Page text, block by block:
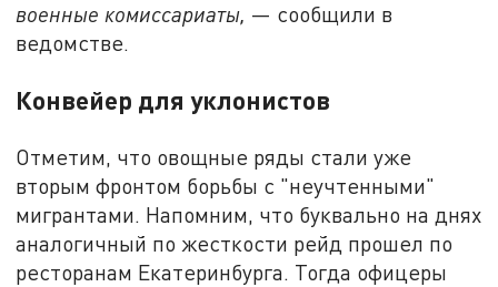
военные комиссариаты, — сообщили в
ведомстве.
Конвейер для уклонистов
Отметим, что овощные ряды стали уже
вторым фронтом борьбы с "неучтенными"
мигрантами. Напомним, что буквально на днях
аналогичный по жесткости рейд прошел по
ресторанам Екатеринбурга. Тогда офицеры